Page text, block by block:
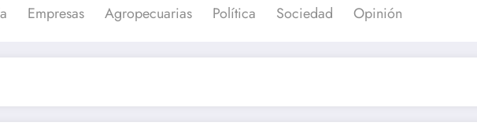
Empresas Agropecuarias Política Sociedad Opinión